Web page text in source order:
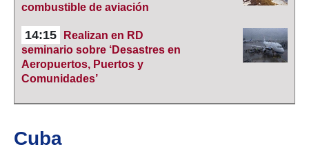
combustible de aviación
14:15
Realizan en RD
seminario sobre ‘Desastres en
Aeropuertos, Puertos y
Comunidades’
Cuba